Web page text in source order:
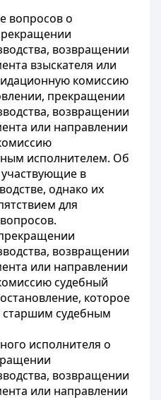
вопросов о
возвращении
взыскателя или
комиссию
прекращении
возвращении
или направлении
исполнителем. Об
в
однако их
для
возвращении
или направлении
судебный
которое
судебным
исполнителя о
возвращении
или направлении